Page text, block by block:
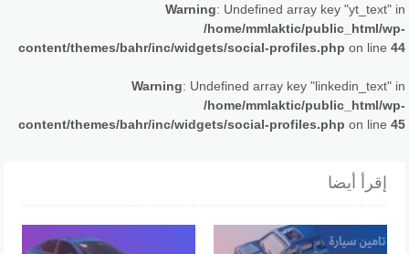
Warning: Undefined array key "yt_text" in
/home/mmlaktic/public_html/wp-
content/themes/bahr/inc/widgets/social-profiles.php on line 44
Warning: Undefined array key "linkedin_text" in
/home/mmlaktic/public_html/wp-
content/themes/bahr/inc/widgets/social-profiles.php on line 45
إقرأ أيضا